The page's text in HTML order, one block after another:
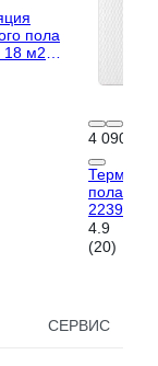
пола
18 м2
4 090 ₽
пола
2239191
4.9
(20)
СЕРВИС